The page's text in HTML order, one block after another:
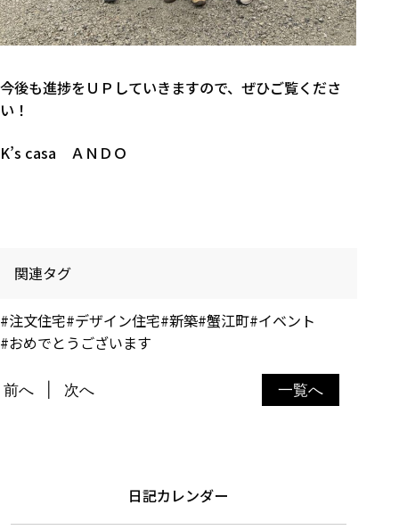
今後も進捗をＵＰしていきますので、ぜひご覧くださ
い！
K’s casa ＡＮＤＯ
関連タグ
#注文住宅#デザイン住宅#新築#蟹江町#イベント
#おめでとうございます
一覧へ
前へ 次へ
日記カレンダー